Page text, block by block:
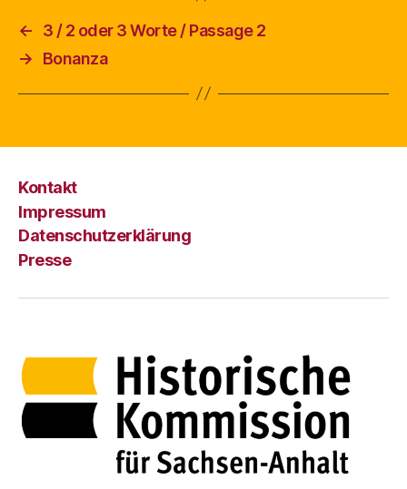
←
3 / 2 oder 3 Worte / Passage 2
→
Bonanza
Kontakt
Impressum
Datenschutzerklärung
Presse